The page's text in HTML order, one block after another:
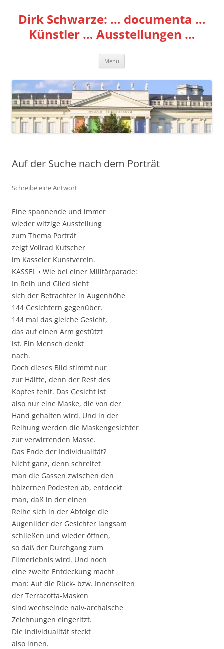
springen
Dirk Schwarze: … documenta …
Künstler … Ausstellungen …
Menü
Auf der Suche nach dem Porträt
Schreibe eine Antwort
Eine spannende und immer
wieder witzige Ausstellung
zum Thema Porträt
zeigt Vollrad Kutscher
im Kasseler Kunstverein.
KASSEL • Wie bei einer Militärparade:
In Reih und Glied sieht
sich der Betrachter in Augenhöhe
144 Gesichtern gegenüber.
144 mal das gleiche Gesicht,
das auf einen Arm gestützt
ist. Ein Mensch denkt
nach.
Doch dieses Bild stimmt nur
zur Hälfte, denn der Rest des
Kopfes fehlt. Das Gesicht ist
also nur eine Maske, die von der
Hand gehalten wird. Und in der
Reihung werden die Maskengesichter
zur verwirrenden Masse.
Das Ende der Individualität?
Nicht ganz, denn schreitet
man die Gassen zwischen den
hölzernen Podesten ab, entdeckt
man, daß in der einen
Reihe sich in der Abfolge die
Augenlider der Gesichter langsam
schließen und wieder öffnen,
so daß der Durchgang zum
Filmerlebnis wird. Und noch
eine zweite Entdeckung macht
man: Auf die Rück- bzw. Innenseiten
der Terracotta-Masken
sind wechselnde naiv-archaische
Zeichnungen eingeritzt.
Die Individualität steckt
also innen.